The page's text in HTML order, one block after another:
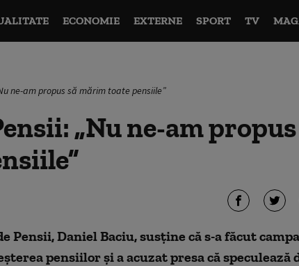
ECONOMIE EXTERNE SPORT TV
ne-am propus să mărim toate pensiile”
„Nu ne-am
Pensii, Daniel Baciu, susține că s-a făcut
pensiilor și a acuzat presa că speculează